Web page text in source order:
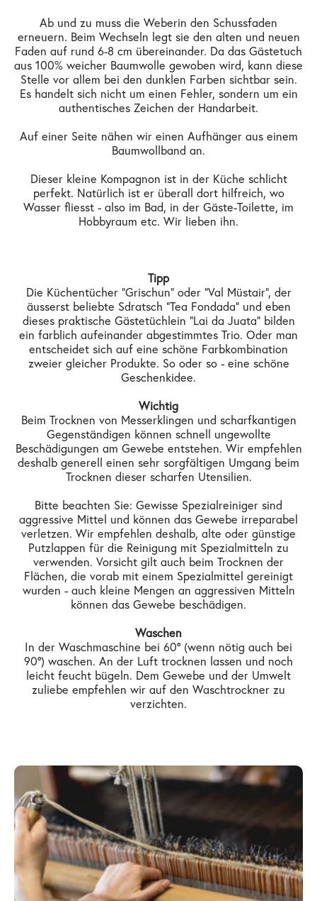
Ab und zu muss die Weberin den Schussfaden
erneuern. Beim Wechseln legt sie den alten und neuen
Faden auf rund 6-8 cm übereinander. Da das Gästetuch
aus 100% weicher Baumwolle gewoben wird, kann diese
Stelle vor allem bei den dunklen Farben sichtbar sein.
Es handelt sich nicht um einen Fehler, sondern um ein
authentisches Zeichen der Handarbeit.
Auf einer Seite nähen wir einen Aufhänger aus einem
Baumwollband an.
Dieser kleine Kompagnon ist in der Küche schlicht
perfekt. Natürlich ist er überall dort hilfreich, wo
Wasser fliesst - also im Bad, in der Gäste-Toilette, im
Hobbyraum etc. Wir lieben ihn.
Tipp
Die Küchentücher "Grischun" oder "Val Müstair", der
äusserst beliebte Sdratsch "Tea Fondada" und eben
dieses praktische Gästetüchlein "Lai da Juata" bilden
ein farblich aufeinander abgestimmtes Trio. Oder man
entscheidet sich auf eine schöne Farbkombination
zweier gleicher Produkte. So oder so - eine schöne
Geschenkidee.
Wichtig
Beim Trocknen von Messerklingen und scharfkantigen
Gegenständigen können schnell ungewollte
Beschädigungen am Gewebe entstehen. Wir empfehlen
deshalb generell einen sehr sorgfältigen Umgang beim
Trocknen dieser scharfen Utensilien.
Bitte beachten Sie: Gewisse Spezialreiniger sind
aggressive Mittel und können das Gewebe irreparabel
verletzen. Wir empfehlen deshalb, alte oder günstige
Putzlappen für die Reinigung mit Spezialmitteln zu
verwenden. Vorsicht gilt auch beim Trocknen der
Flächen, die vorab mit einem Spezialmittel gereinigt
wurden - auch kleine Mengen an aggressiven Mitteln
können das Gewebe beschädigen.
Waschen
In der Waschmaschine bei 60° (wenn nötig auch bei
90°) waschen. An der Luft trocknen lassen und noch
leicht feucht bügeln. Dem Gewebe und der Umwelt
zuliebe empfehlen wir auf den Waschtrockner zu
verzichten.